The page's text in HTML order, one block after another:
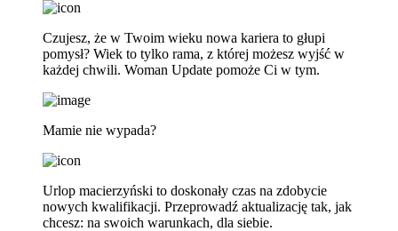
Czujesz, że w Twoim wieku nowa kariera to głupi
pomysł? Wiek to tylko rama, z której możesz wyjść w
każdej chwili. Woman Update pomoże Ci w tym.
Mamie nie wypada?
Urlop macierzyński to doskonały czas na zdobycie
nowych kwalifikacji. Przeprowadź aktualizację tak, jak
chcesz: na swoich warunkach, dla siebie.